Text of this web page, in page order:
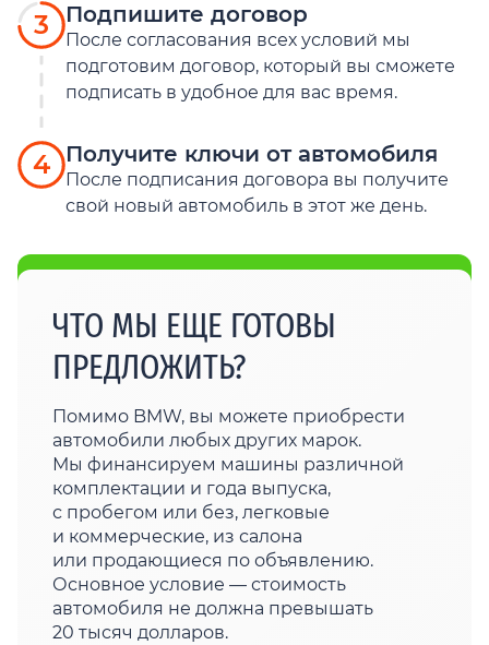
3 Подпишите договор
После согласования всех условий мы
подготовим договор, который вы сможете
подписать в удобное для вас время.
4 Получите ключи от автомобиля
После подписания договора вы получите
свой новый автомобиль в этот же день.
ЧТО МЫ ЕЩЕ ГОТОВЫ
ПРЕДЛОЖИТЬ?
Помимо BMW, вы можете приобрести
автомобили любых других марок.
Мы финансируем машины различной
комплектации и года выпуска,
с пробегом или без, легковые
и коммерческие, из салона
или продающиеся по объявлению.
Основное условие — стоимость
автомобиля не должна превышать
20 тысяч долларов.